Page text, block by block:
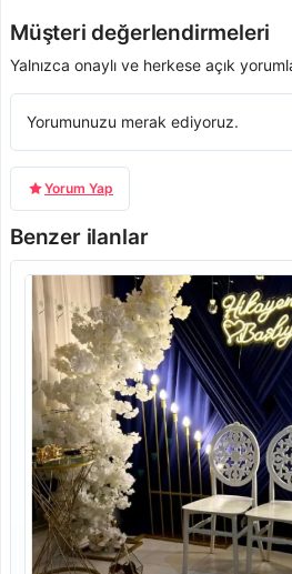
Müşteri değerlendirmeleri
Yalnızca onaylı ve herkese açık
Yorumunuzu merak ediyoruz.
Yorum Yap
Benzer ilanlar